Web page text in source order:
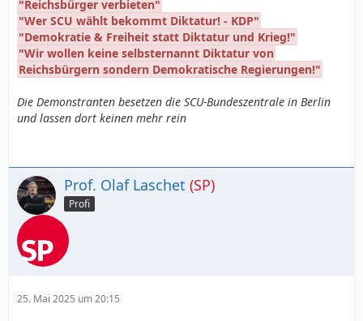
"Reichsbürger verbieten"
"Wer SCU wählt bekommt Diktatur! - KDP"
"Demokratie & Freiheit statt Diktatur und Krieg!"
"Wir wollen keine selbsternannt Diktatur von
Reichsbürgern sondern Demokratische Regierungen!"
Die Demonstranten besetzen die SCU-Bundeszentrale in Berlin
und lassen dort keinen mehr rein
Prof. Olaf Laschet (SP)
Profi
25. Mai 2025 um 20:15